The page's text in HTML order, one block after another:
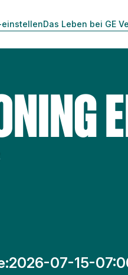
Das Leben bei GE
2026-07-15-